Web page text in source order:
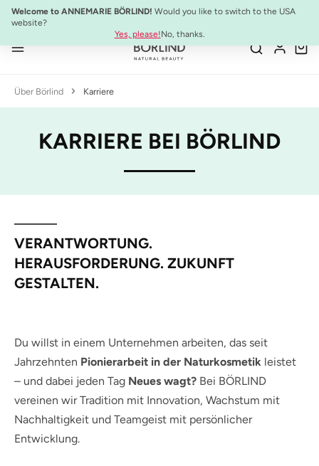
Zum Hauptinhalt springen
Welcome to ANNEMARIE BÖRLIND! Would you like to switch to the USA
website?
Yes, please!No, thanks.
10% Preisvorteil:Anti-Aging Sommer-Set
Über Börlind Karriere
KARRIERE BEI BÖRLIND
VERANTWORTUNG.
HERAUSFORDERUNG. ZUKUNFT
GESTALTEN.
Du willst in einem Unternehmen arbeiten, das seit
Jahrzehnten Pionierarbeit in der Naturkosmetik leistet
– und dabei jeden Tag Neues wagt? Bei BÖRLIND
vereinen wir Tradition mit Innovation, Wachstum mit
Nachhaltigkeit und Teamgeist mit persönlicher
Entwicklung.